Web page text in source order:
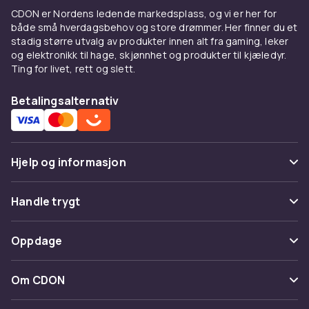
nytte av trepinner eller metallrammer. Stil er
viktig fordi plantestøtter er en synlig del av
hagen. Hos CDON omfatter utvalget både
funksjonelle og dekorative løsninger. Kjøp
plantestøtter hos CDON.
CDON er Nordens ledende markedsplass, og vi er her for
både små hverdagsbehov og store drømmer. Her finner du et
stadig større utvalg av produkter innen alt fra gaming, leker
og elektronikk til hage, skjønnhet og produkter til kjæledyr.
Ting for livet, rett og slett.
Betalingsalternativ
Hjelp og informasjon
Vanlige spørsmål
Spor pakke
Angre & returner her
Kontakt oss
Handle trygt
Betaling
Levering
Oppdage
Kategorier
Varemerker
Om CDON